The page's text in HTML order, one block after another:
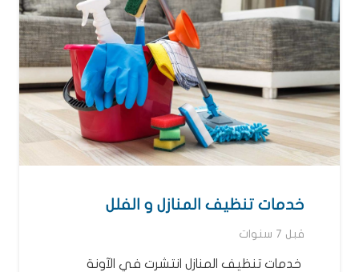
خدمات تنظيف المنازل و الفلل
قبل 7 سنوات
خدمات تنظيف المنازل انتشرت في الآونة